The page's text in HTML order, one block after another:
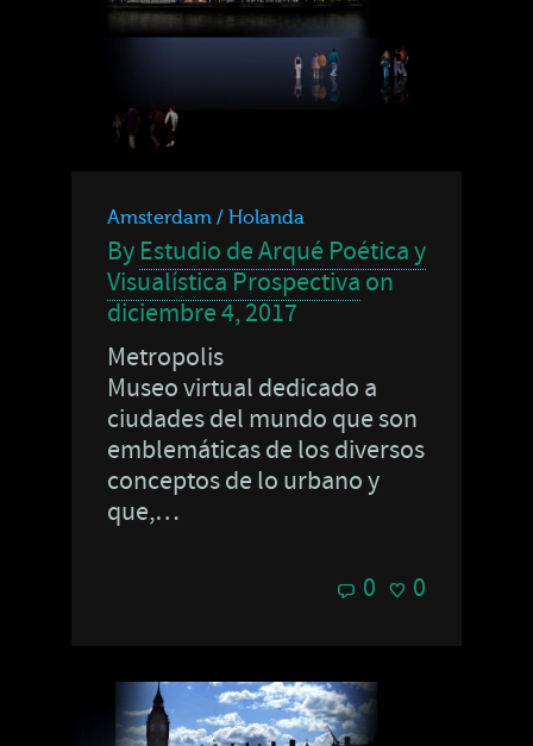
Amsterdam / Holanda
By Estudio de Arqué Poética y
Visualística Prospectiva on
diciembre 4, 2017
Metropolis
Museo virtual dedicado a
ciudades del mundo que son
emblemáticas de los diversos
conceptos de lo urbano y
que,…
0 0